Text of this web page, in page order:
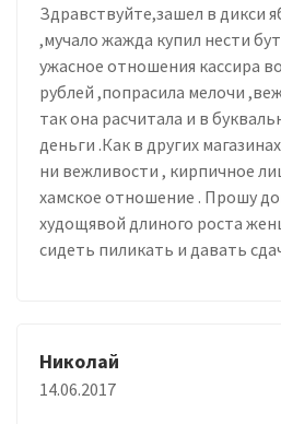
Здравствуйте,зашел в дикси
,мучало жажда купил нести
ужасное отношения кассира
рублей ,попрасила мелочи
так она расчитала и в
деньги .Как в других
ни вежливости , кирпичное
хамское отношение . Прошу
худощявой длиного роста
сидеть пиликать и давать
Николай
14.06.2017